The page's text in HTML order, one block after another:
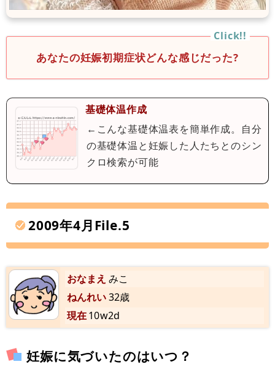
あなたの妊娠初期症状どんな感じだった?
基礎体温作成
←こんな基礎体温表を簡単作成。自分
の基礎体温と妊娠した人たちとのシン
クロ検索が可能
2009年4月File.5
おなまえ みこ
ねんれい32歳
現在10w2d
妊娠に気づいたのはいつ？